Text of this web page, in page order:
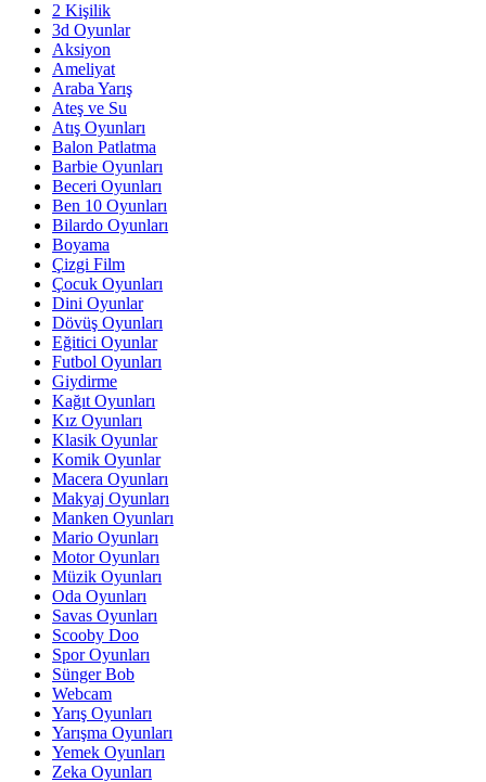
2 Kişilik
3d Oyunlar
Aksiyon
Ameliyat
Araba Yarış
Ateş ve Su
Atış Oyunları
Balon Patlatma
Barbie Oyunları
Beceri Oyunları
Ben 10 Oyunları
Bilardo Oyunları
Boyama
Çizgi Film
Çocuk Oyunları
Dini Oyunlar
Dövüş Oyunları
Eğitici Oyunlar
Futbol Oyunları
Giydirme
Kağıt Oyunları
Kız Oyunları
Klasik Oyunlar
Komik Oyunlar
Macera Oyunları
Makyaj Oyunları
Manken Oyunları
Mario Oyunları
Motor Oyunları
Müzik Oyunları
Oda Oyunları
Savas Oyunları
Scooby Doo
Spor Oyunları
Sünger Bob
Webcam
Yarış Oyunları
Yarışma Oyunları
Yemek Oyunları
Zeka Oyunları